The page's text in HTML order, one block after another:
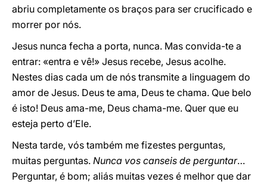
abriu completamente os braços para ser crucificado e
morrer por nós.
Jesus nunca fecha a porta, nunca. Mas convida-te a
entrar: «entra e vê!» Jesus recebe, Jesus acolhe.
Nestes dias cada um de nós transmite a linguagem do
amor de Jesus. Deus te ama, Deus te chama. Que belo
é isto! Deus ama-me, Deus chama-me. Quer que eu
esteja perto d’Ele.
Nesta tarde, vós também me fizestes perguntas,
muitas perguntas. Nunca vos canseis de perguntar…
Perguntar, é bom; aliás muitas vezes é melhor que dar